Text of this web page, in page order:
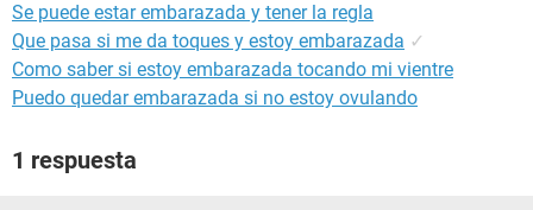
Se puede estar embarazada y tener la regla
Que pasa si me da toques y estoy embarazada ✓
Como saber si estoy embarazada tocando mi vientre
Puedo quedar embarazada si no estoy ovulando
1 respuesta